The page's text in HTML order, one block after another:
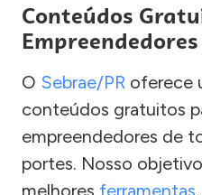
Conteúdos
O Sebrae/PR oferece
conteúdos gratuitos
empreendedores de
portes. Nosso
melhores ferramentas